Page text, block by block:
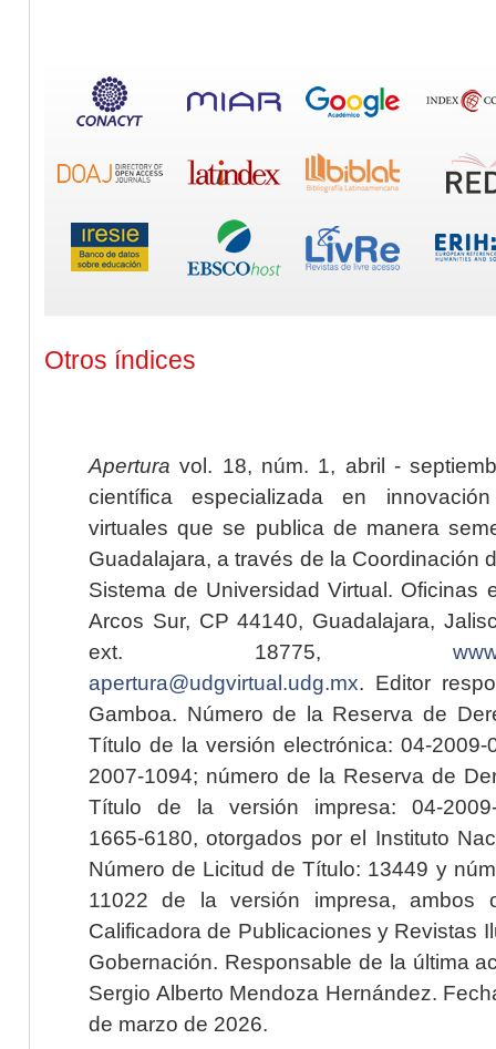
Otros índices
Apertura vol. 18, núm. 1, abril -
científica especializada en
virtuales que se publica de manera
Guadalajara, a través de la Coordinación
Sistema de Universidad Virtual. Oficinas
Arcos Sur, CP 44140, Guadalajara,
ext. 18775,
apertura@udgvirtual.udg.mx. Editor
Gamboa. Número de la Reserva de
Título de la versión electrónica: 04-2009-
2007-1094; número de la Reserva de
Título de la versión impresa: 04-2009-
1665-6180, otorgados por el Instituto
Número de Licitud de Título: 13449 y
11022 de la versión impresa, ambos
Calificadora de Publicaciones y Revistas
Gobernación. Responsable de la última
Sergio Alberto Mendoza Hernández.
de marzo de 2026.